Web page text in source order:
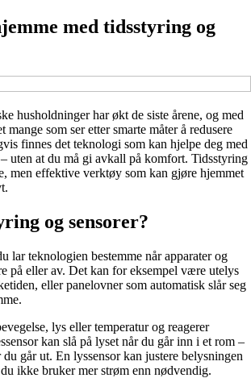
med tidsstyring og
husholdninger har økt de siste årene, og med
mange som ser etter smarte måter å redusere
finnes det teknologi som kan hjelpe deg med
uten at du må gi avkall på komfort. Tidsstyring
men effektive verktøy som kan gjøre hjemmet
og sensorer?
lar teknologien bestemme når apparater og
på eller av. Det kan for eksempel være utelys
eller panelovner som automatisk slår seg
lys eller temperatur og reagerer
kan slå på lyset når du går inn i et rom –
går ut. En lyssensor kan justere belysningen
ikke bruker mer strøm enn nødvendig.